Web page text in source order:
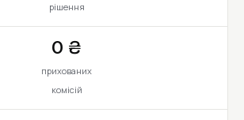
рішення
0 ₴
прихованих
комісій